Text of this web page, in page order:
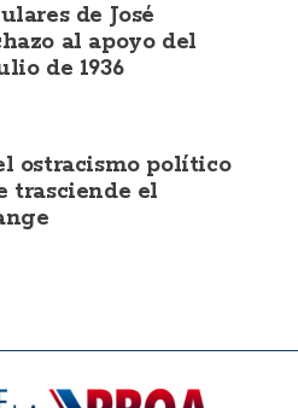
de José
al apoyo del
de 1936
ostracismo político
trasciende el